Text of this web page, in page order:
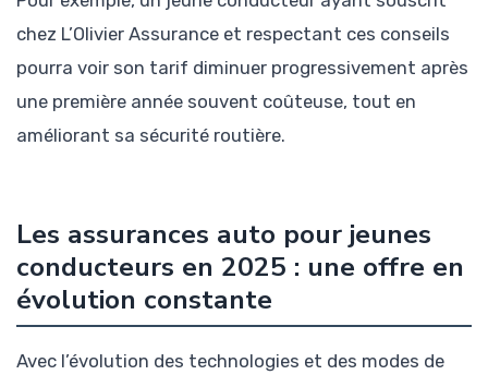
chez L’Olivier Assurance et respectant ces conseils
pourra voir son tarif diminuer progressivement après
une première année souvent coûteuse, tout en
améliorant sa sécurité routière.
Les assurances auto pour jeunes
conducteurs en 2025 : une offre en
évolution constante
Avec l’évolution des technologies et des modes de